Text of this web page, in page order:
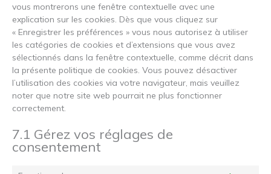
vous montrerons une fenêtre contextuelle avec une
explication sur les cookies. Dès que vous cliquez sur
« Enregistrer les préférences » vous nous autorisez à utiliser
les catégories de cookies et d’extensions que vous avez
sélectionnés dans la fenêtre contextuelle, comme décrit dans
la présente politique de cookies. Vous pouvez désactiver
l’utilisation des cookies via votre navigateur, mais veuillez
noter que notre site web pourrait ne plus fonctionner
correctement.
7.1 Gérez vos réglages de
consentement